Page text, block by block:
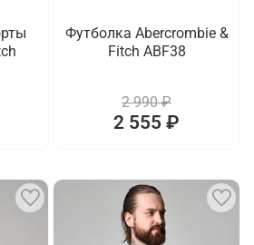
Футболка Abercrombie &
Fitch ABF38
2 990 ₽
2 555 ₽